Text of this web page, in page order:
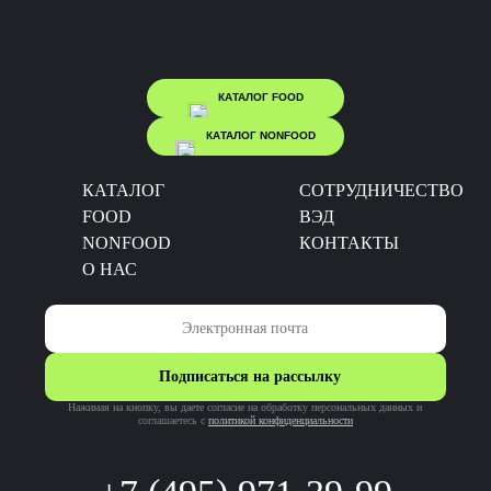
КАТАЛОГ FOOD
КАТАЛОГ NONFOOD
КАТАЛОГ
CОТРУДНИЧЕСТВО
FOOD
ВЭД
NONFOOD
КОНТАКТЫ
О НАС
Подписаться на рассылку
Нажимая на кнопку, вы даете согласие на обработку персональных данных и
соглашаетесь c политикой конфиденциальности